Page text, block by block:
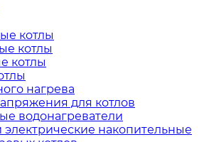
котлы
котлы
котлы
нагрева
для котлов
водонагреватели
электрические накопительные